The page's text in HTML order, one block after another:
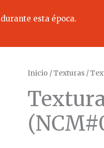
esta época.
Inicio /Texturas /